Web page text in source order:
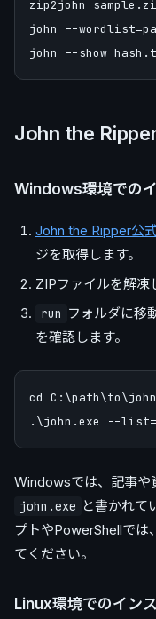
zip2john
john --
John the
Windows環境での
John the Ripper公
ジを取得します。
ZIPファイルを解凍
run フォルダに移
を確認します。
cd
Windowsでは、記事や
john.exe と書かれて
プトやPowerShellでは
てください。
Linux環境でのイン